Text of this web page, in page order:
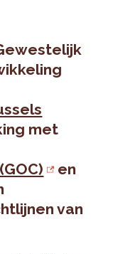
met
en
van